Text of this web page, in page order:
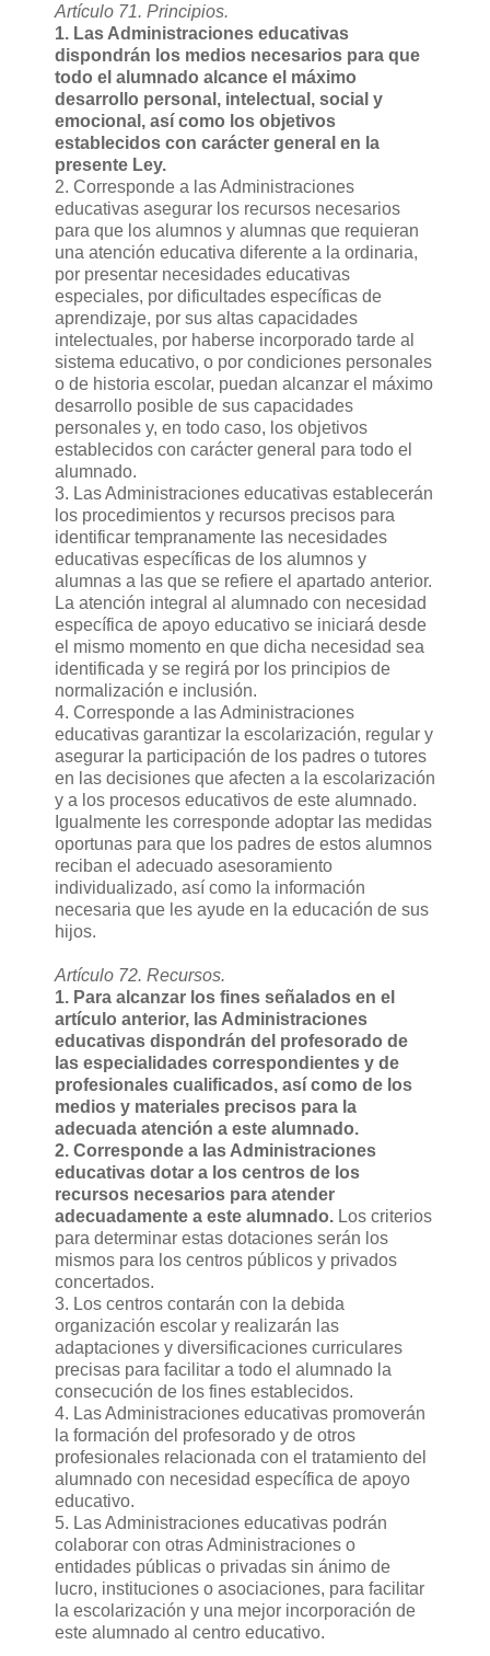
Artículo 71. Principios.
1. Las Administraciones educativas
dispondrán los medios necesarios para que
todo el alumnado alcance el máximo
desarrollo personal, intelectual, social y
emocional, así como los objetivos
establecidos con carácter general en la
presente Ley.
2. Corresponde a las Administraciones
educativas asegurar los recursos necesarios
para que los alumnos y alumnas que requieran
una atención educativa diferente a la ordinaria,
por presentar necesidades educativas
especiales, por dificultades específicas de
aprendizaje, por sus altas capacidades
intelectuales, por haberse incorporado tarde al
sistema educativo, o por condiciones personales
o de historia escolar, puedan alcanzar el máximo
desarrollo posible de sus capacidades
personales y, en todo caso, los objetivos
establecidos con carácter general para todo el
alumnado.
3. Las Administraciones educativas establecerán
los procedimientos y recursos precisos para
identificar tempranamente las necesidades
educativas específicas de los alumnos y
alumnas a las que se refiere el apartado anterior.
La atención integral al alumnado con necesidad
específica de apoyo educativo se iniciará desde
el mismo momento en que dicha necesidad sea
identificada y se regirá por los principios de
normalización e inclusión.
4. Corresponde a las Administraciones
educativas garantizar la escolarización, regular y
asegurar la participación de los padres o tutores
en las decisiones que afecten a la escolarización
y a los procesos educativos de este alumnado.
Igualmente les corresponde adoptar las medidas
oportunas para que los padres de estos alumnos
reciban el adecuado asesoramiento
individualizado, así como la información
necesaria que les ayude en la educación de sus
hijos.
Artículo 72. Recursos.
1. Para alcanzar los fines señalados en el
artículo anterior, las Administraciones
educativas dispondrán del profesorado de
las especialidades correspondientes y de
profesionales cualificados, así como de los
medios y materiales precisos para la
adecuada atención a este alumnado.
2. Corresponde a las Administraciones
educativas dotar a los centros de los
recursos necesarios para atender
adecuadamente a este alumnado. Los criterios
para determinar estas dotaciones serán los
mismos para los centros públicos y privados
concertados.
3. Los centros contarán con la debida
organización escolar y realizarán las
adaptaciones y diversificaciones curriculares
precisas para facilitar a todo el alumnado la
consecución de los fines establecidos.
4. Las Administraciones educativas promoverán
la formación del profesorado y de otros
profesionales relacionada con el tratamiento del
alumnado con necesidad específica de apoyo
educativo.
5. Las Administraciones educativas podrán
colaborar con otras Administraciones o
entidades públicas o privadas sin ánimo de
lucro, instituciones o asociaciones, para facilitar
la escolarización y una mejor incorporación de
este alumnado al centro educativo.